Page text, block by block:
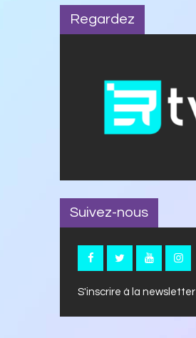
Regardez
Suivez-nous
S'inscrire à la newsletter